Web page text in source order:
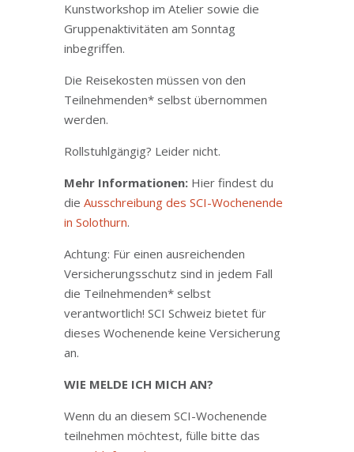
Kunstworkshop im Atelier sowie die
Gruppenaktivitäten am Sonntag
inbegriffen.
Die Reisekosten müssen von den
Teilnehmenden* selbst übernommen
werden.
Rollstuhlgängig? Leider nicht.
Mehr Informationen: Hier findest du
die Ausschreibung des SCI-Wochenende
in Solothurn.
Achtung: Für einen ausreichenden
Versicherungsschutz sind in jedem Fall
die Teilnehmenden* selbst
verantwortlich! SCI Schweiz bietet für
dieses Wochenende keine Versicherung
an.
WIE MELDE ICH MICH AN?
Wenn du an diesem SCI-Wochenende
teilnehmen möchtest, fülle bitte das